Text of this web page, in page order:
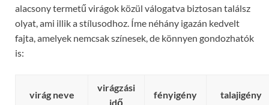
alacsony termetű virágok közül válogatva biztosan találsz
olyat, ami illik a stílusodhoz. Íme néhány igazán kedvelt
fajta, amelyek nemcsak színesek, de könnyen gondozhatók
is:
virág neve
virágzási
idő
fényigény talajigény